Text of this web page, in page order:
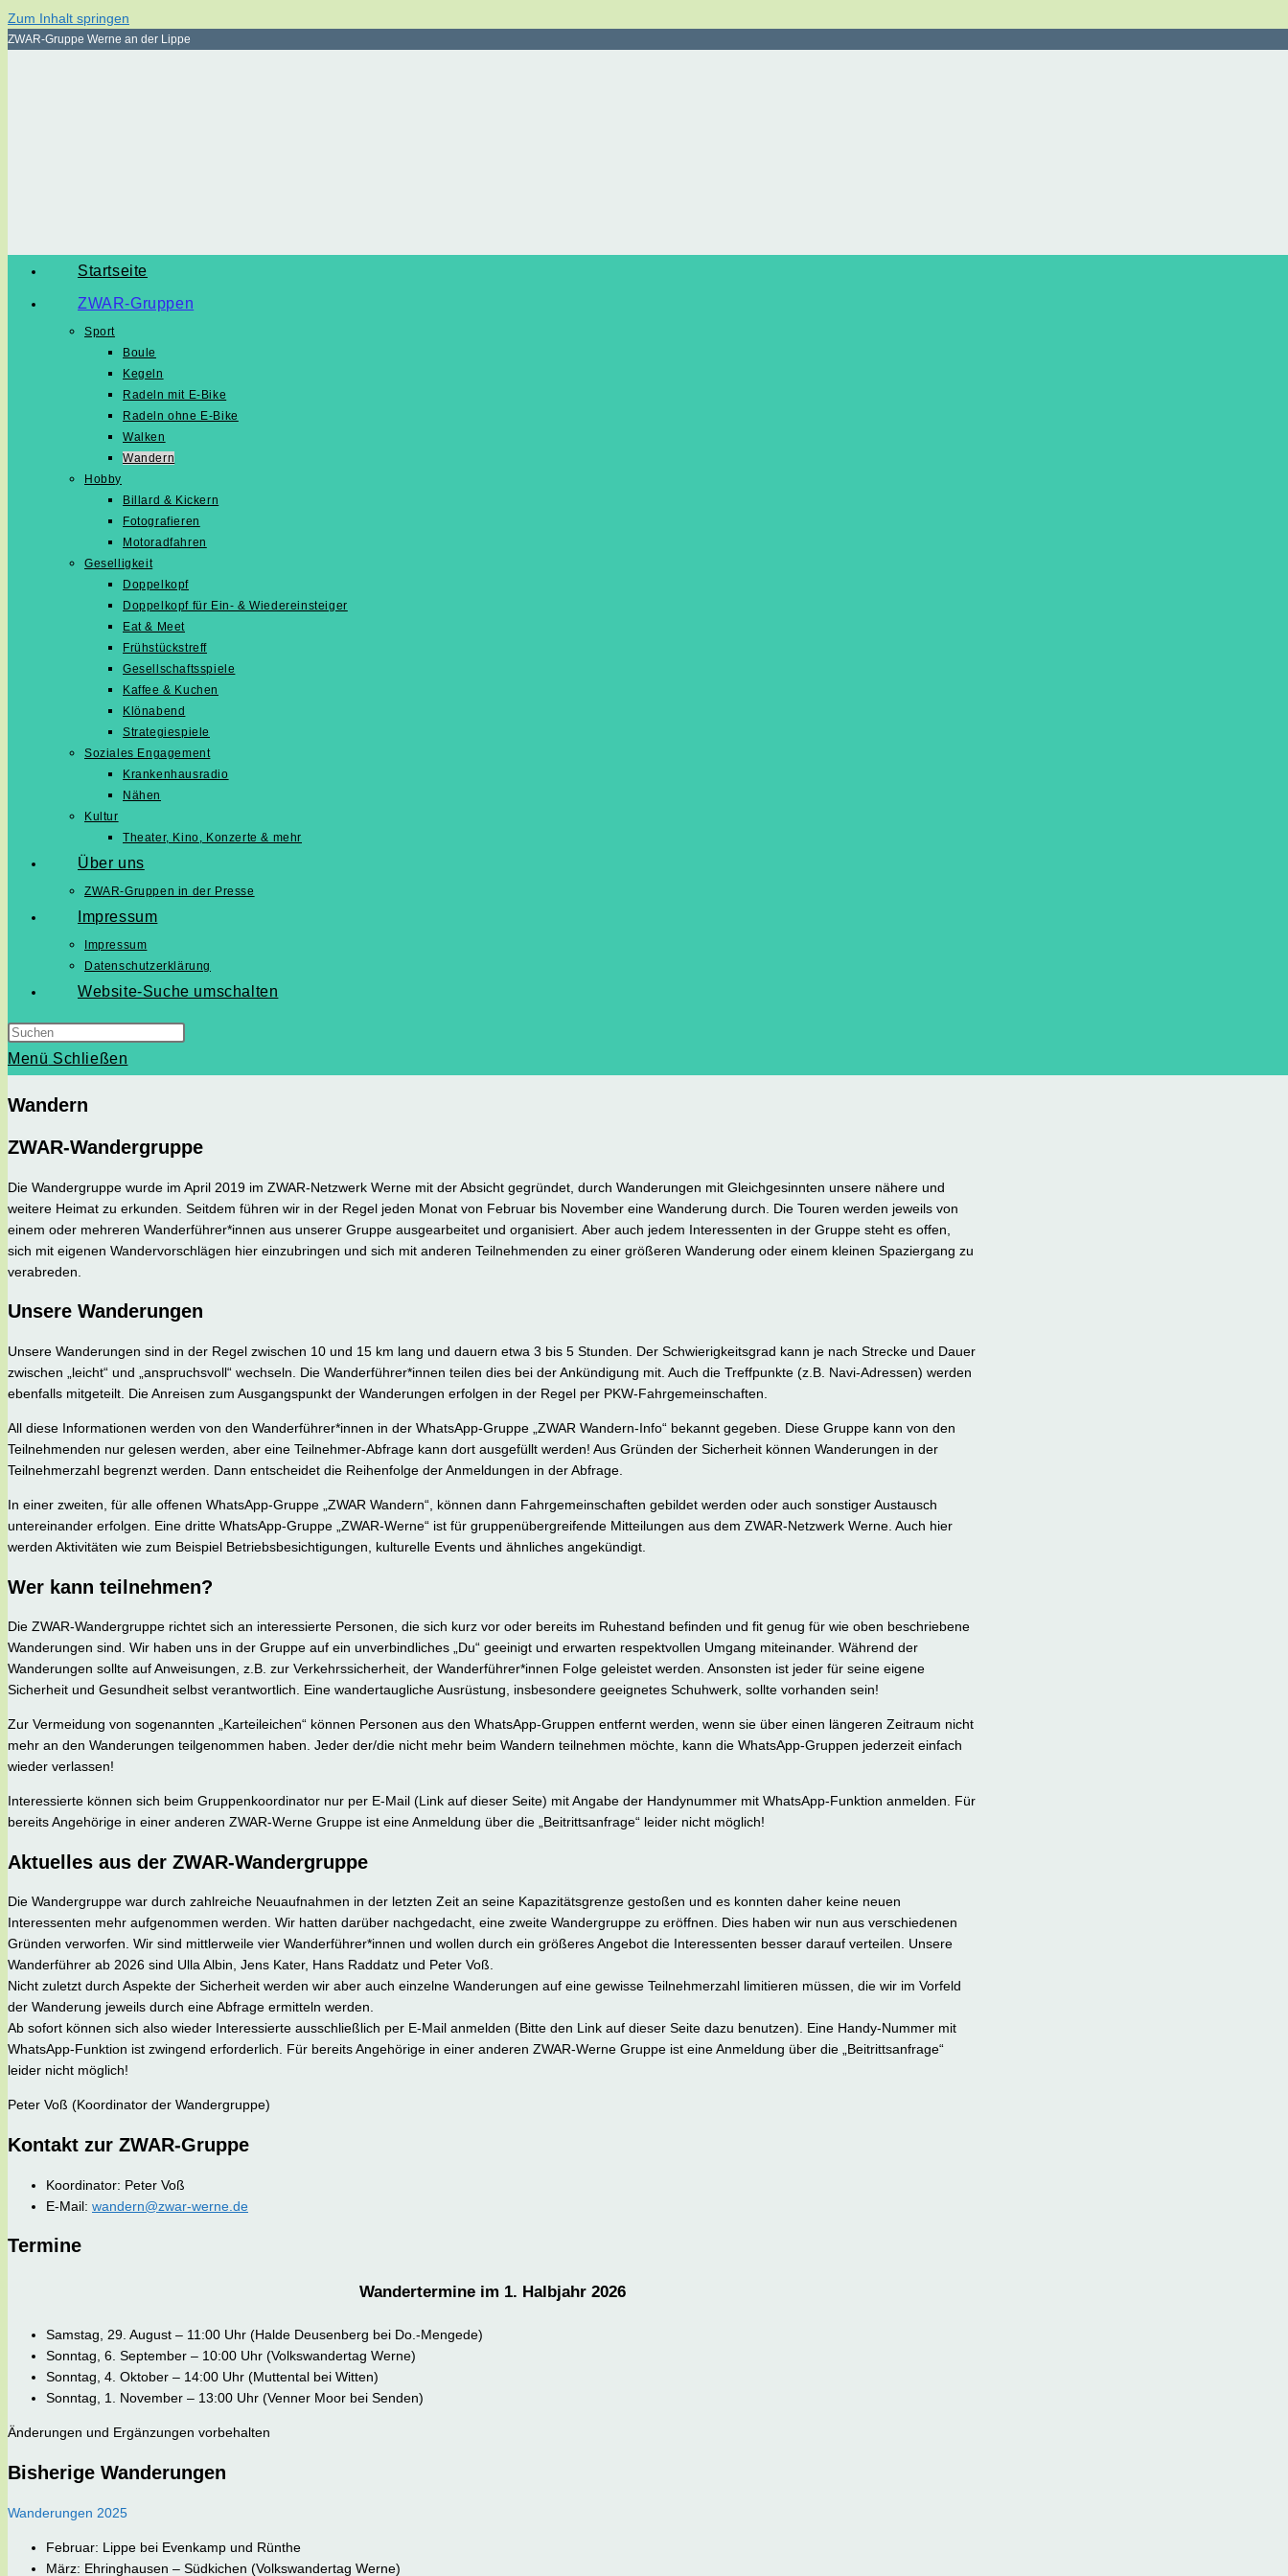
Zum Inhalt springen
ZWAR-Gruppe Werne an der Lippe
Startseite
ZWAR-Gruppen
Sport
Boule
Kegeln
Radeln mit E-Bike
Radeln ohne E-Bike
Walken
Wandern
Hobby
Billard & Kickern
Fotografieren
Motoradfahren
Geselligkeit
Doppelkopf
Doppelkopf für Ein- & Wiedereinsteiger
Eat & Meet
Frühstückstreff
Gesellschaftsspiele
Kaffee & Kuchen
Klönabend
Strategiespiele
Soziales Engagement
Krankenhausradio
Nähen
Kultur
Theater, Kino, Konzerte & mehr
Über uns
ZWAR-Gruppen in der Presse
Impressum
Impressum
Datenschutzerklärung
Website-Suche umschalten
Menü Schließen
Wandern
ZWAR-Wandergruppe
Die Wandergruppe wurde im April 2019 im ZWAR-Netzwerk Werne mit der Absicht gegründet, durch Wanderungen mit Gleichgesinnten unsere nähere und
weitere Heimat zu erkunden. Seitdem führen wir in der Regel jeden Monat von Februar bis November eine Wanderung durch. Die Touren werden jeweils von
einem oder mehreren Wanderführer*innen aus unserer Gruppe ausgearbeitet und organisiert. Aber auch jedem Interessenten in der Gruppe steht es offen,
sich mit eigenen Wandervorschlägen hier einzubringen und sich mit anderen Teilnehmenden zu einer größeren Wanderung oder einem kleinen Spaziergang zu
verabreden.
Unsere Wanderungen
Unsere Wanderungen sind in der Regel zwischen 10 und 15 km lang und dauern etwa 3 bis 5 Stunden. Der Schwierigkeitsgrad kann je nach Strecke und Dauer
zwischen „leicht“ und „anspruchsvoll“ wechseln. Die Wanderführer*innen teilen dies bei der Ankündigung mit. Auch die Treffpunkte (z.B. Navi-Adressen) werden
ebenfalls mitgeteilt. Die Anreisen zum Ausgangspunkt der Wanderungen erfolgen in der Regel per PKW-Fahrgemeinschaften.
All diese Informationen werden von den Wanderführer*innen in der WhatsApp-Gruppe „ZWAR Wandern-Info“ bekannt gegeben. Diese Gruppe kann von den
Teilnehmenden nur gelesen werden, aber eine Teilnehmer-Abfrage kann dort ausgefüllt werden! Aus Gründen der Sicherheit können Wanderungen in der
Teilnehmerzahl begrenzt werden. Dann entscheidet die Reihenfolge der Anmeldungen in der Abfrage.
In einer zweiten, für alle offenen WhatsApp-Gruppe „ZWAR Wandern“, können dann Fahrgemeinschaften gebildet werden oder auch sonstiger Austausch
untereinander erfolgen. Eine dritte WhatsApp-Gruppe „ZWAR-Werne“ ist für gruppenübergreifende Mitteilungen aus dem ZWAR-Netzwerk Werne. Auch hier
werden Aktivitäten wie zum Beispiel Betriebsbesichtigungen, kulturelle Events und ähnliches angekündigt.
Wer kann teilnehmen?
Die ZWAR-Wandergruppe richtet sich an interessierte Personen, die sich kurz vor oder bereits im Ruhestand befinden und fit genug für wie oben beschriebene
Wanderungen sind. Wir haben uns in der Gruppe auf ein unverbindliches „Du“ geeinigt und erwarten respektvollen Umgang miteinander. Während der
Wanderungen sollte auf Anweisungen, z.B. zur Verkehrssicherheit, der Wanderführer*innen Folge geleistet werden. Ansonsten ist jeder für seine eigene
Sicherheit und Gesundheit selbst verantwortlich. Eine wandertaugliche Ausrüstung, insbesondere geeignetes Schuhwerk, sollte vorhanden sein!
Zur Vermeidung von sogenannten „Karteileichen“ können Personen aus den WhatsApp-Gruppen entfernt werden, wenn sie über einen längeren Zeitraum nicht
mehr an den Wanderungen teilgenommen haben. Jeder der/die nicht mehr beim Wandern teilnehmen möchte, kann die WhatsApp-Gruppen jederzeit einfach
wieder verlassen!
Interessierte können sich beim Gruppenkoordinator nur per E-Mail (Link auf dieser Seite) mit Angabe der Handynummer mit WhatsApp-Funktion anmelden. Für
bereits Angehörige in einer anderen ZWAR-Werne Gruppe ist eine Anmeldung über die „Beitrittsanfrage“ leider nicht möglich!
Aktuelles aus der ZWAR-Wandergruppe
Die Wandergruppe war durch zahlreiche Neuaufnahmen in der letzten Zeit an seine Kapazitätsgrenze gestoßen und es konnten daher keine neuen
Interessenten mehr aufgenommen werden. Wir hatten darüber nachgedacht, eine zweite Wandergruppe zu eröffnen. Dies haben wir nun aus verschiedenen
Gründen verworfen. Wir sind mittlerweile vier Wanderführer*innen und wollen durch ein größeres Angebot die Interessenten besser darauf verteilen. Unsere
Wanderführer ab 2026 sind Ulla Albin, Jens Kater, Hans Raddatz und Peter Voß.
Nicht zuletzt durch Aspekte der Sicherheit werden wir aber auch einzelne Wanderungen auf eine gewisse Teilnehmerzahl limitieren müssen, die wir im Vorfeld
der Wanderung jeweils durch eine Abfrage ermitteln werden.
Ab sofort können sich also wieder Interessierte ausschließlich per E-Mail anmelden (Bitte den Link auf dieser Seite dazu benutzen). Eine Handy-Nummer mit
WhatsApp-Funktion ist zwingend erforderlich. Für bereits Angehörige in einer anderen ZWAR-Werne Gruppe ist eine Anmeldung über die „Beitrittsanfrage“
leider nicht möglich!
Peter Voß (Koordinator der Wandergruppe)
Kontakt zur ZWAR-Gruppe
Koordinator: Peter Voß
E-Mail: wandern@zwar-werne.de
Termine
Wandertermine im 1. Halbjahr 2026
Samstag, 29. August – 11:00 Uhr (Halde Deusenberg bei Do.-Mengede)
Sonntag, 6. September – 10:00 Uhr (Volkswandertag Werne)
Sonntag, 4. Oktober – 14:00 Uhr (Muttental bei Witten)
Sonntag, 1. November – 13:00 Uhr (Venner Moor bei Senden)
Änderungen und Ergänzungen vorbehalten
Bisherige Wanderungen
Wanderungen 2025
Februar: Lippe bei Evenkamp und Rünthe
März: Ehringhausen – Südkichen (Volkswandertag Werne)